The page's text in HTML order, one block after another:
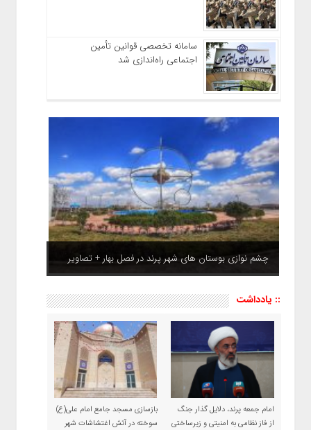
سامانه تخصصی قوانین تأمین
اجتماعی راه‌اندازی شد
چشم نوازی بوستان های شهر پرند در فصل بهار + تصاویر
:: یادداشت
امام جمعه پرند، دلایل گذار جنگ
از فاز نظامی به امنیتی و زیرساختی
بازسازی مسجد جامع امام علی(ع)
سوخته در آتش اغتشاشات شهر